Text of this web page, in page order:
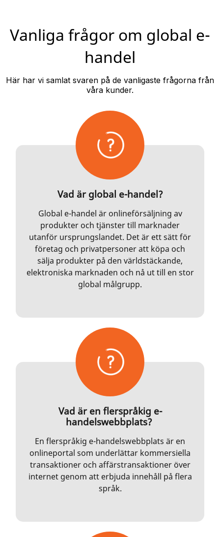
Vanliga frågor om global e-
handel
Här har vi samlat svaren på de vanligaste frågorna från
våra kunder.
Vad är global e-handel?
Global e-handel är onlineförsäljning av
produkter och tjänster till marknader
utanför ursprungslandet. Det är ett sätt för
företag och privatpersoner att köpa och
sälja produkter på den världstäckande,
elektroniska marknaden och nå ut till en stor
global målgrupp.
Vad är en flerspråkig e-
handelswebbplats?
En flerspråkig e-handelswebbplats är en
onlineportal som underlättar kommersiella
transaktioner och affärstransaktioner över
internet genom att erbjuda innehåll på flera
språk.